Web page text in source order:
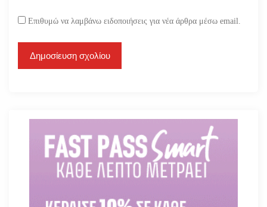
Επιθυμώ να λαμβάνω ειδοποιήσεις για νέα άρθρα μέσω email.